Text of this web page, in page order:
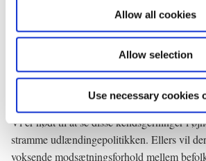
Allow all cookies
Allow selection
Use necessary cookies
udlændingepolitik, som nu sætter det danske
uden arbejde. Og det er et problem, at der
generations indvandrere, som er belastet af
Flere af dem forkaster de værdier, det
Og de nægter integration i det danske
Vi er nødt til at se disse kendsgerninger i
stramme udlændingepolitikken. Ellers vil
voksende modsætningsforhold mellem